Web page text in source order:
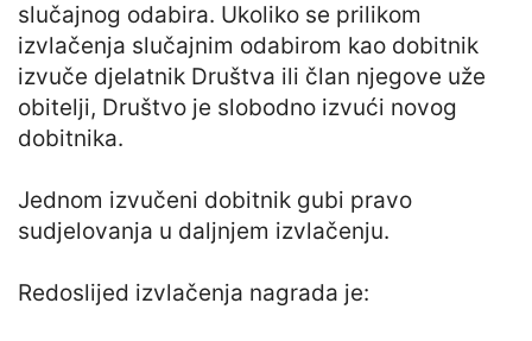
slučajnog odabira. Ukoliko se prilikom
izvlačenja slučajnim odabirom kao dobitnik
izvuče djelatnik Društva ili član njegove uže
obitelji, Društvo je slobodno izvući novog
dobitnika.
Jednom izvučeni dobitnik gubi pravo
sudjelovanja u daljnjem izvlačenju.
Redoslijed izvlačenja nagrada je: